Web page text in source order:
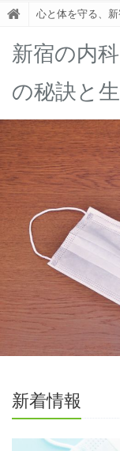
心と体を守る、
新宿の内
の秘訣と
新着情報